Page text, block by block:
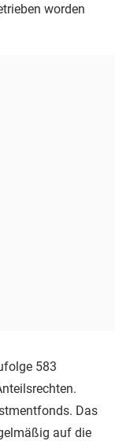
worden
583
Das
auf die